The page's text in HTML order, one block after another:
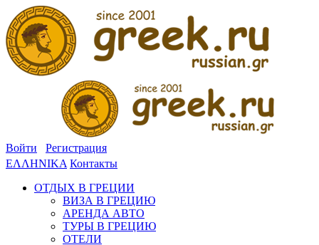
Войти
Регистрация
ΕΛΛΗΝΙΚΑ Контакты
ОТДЫХ В ГРЕЦИИ
ВИЗА В ГРЕЦИЮ
АРЕНДА АВТО
ТУРЫ В ГРЕЦИЮ
ОТЕЛИ